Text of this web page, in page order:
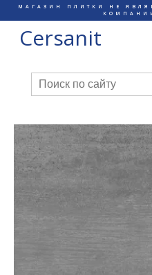
МАГАЗИН ПЛИТКИ НЕ
КОМПАНИИ
Cersanit